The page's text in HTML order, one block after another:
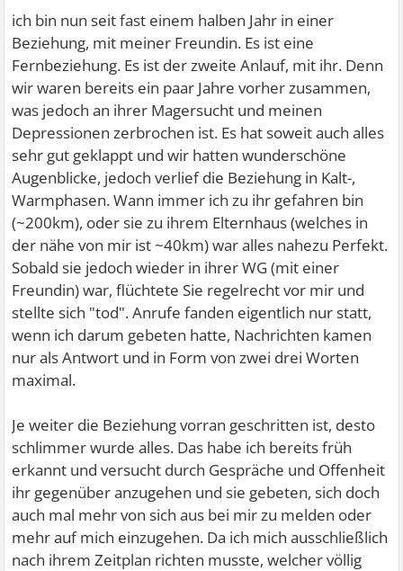
ich bin nun seit fast einem halben Jahr in einer
Beziehung, mit meiner Freundin. Es ist eine
Fernbeziehung. Es ist der zweite Anlauf, mit ihr. Denn
wir waren bereits ein paar Jahre vorher zusammen,
was jedoch an ihrer Magersucht und meinen
Depressionen zerbrochen ist. Es hat soweit auch alles
sehr gut geklappt und wir hatten wunderschöne
Augenblicke, jedoch verlief die Beziehung in Kalt-,
Warmphasen. Wann immer ich zu ihr gefahren bin
(~200km), oder sie zu ihrem Elternhaus (welches in
der nähe von mir ist ~40km) war alles nahezu Perfekt.
Sobald sie jedoch wieder in ihrer WG (mit einer
Freundin) war, flüchtete Sie regelrecht vor mir und
stellte sich "tod". Anrufe fanden eigentlich nur statt,
wenn ich darum gebeten hatte, Nachrichten kamen
nur als Antwort und in Form von zwei drei Worten
maximal.
Je weiter die Beziehung vorran geschritten ist, desto
schlimmer wurde alles. Das habe ich bereits früh
erkannt und versucht durch Gespräche und Offenheit
ihr gegenüber anzugehen und sie gebeten, sich doch
auch mal mehr von sich aus bei mir zu melden oder
mehr auf mich einzugehen. Da ich mich ausschließlich
nach ihrem Zeitplan richten musste, welcher völlig